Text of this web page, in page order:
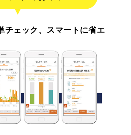
チェック、スマートに省エ